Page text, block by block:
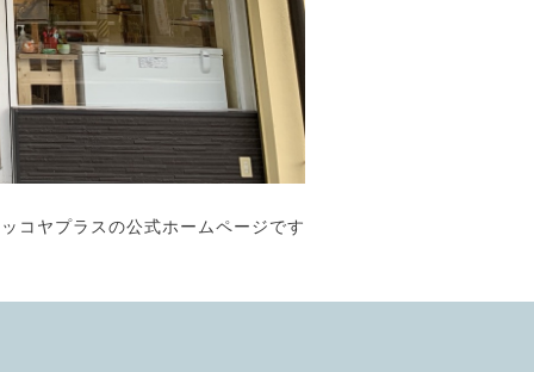
コヤプラスの公式ホームページです